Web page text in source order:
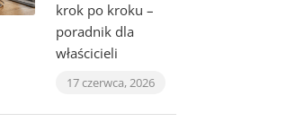
krok po kroku –
poradnik dla
właścicieli
17 czerwca, 2026